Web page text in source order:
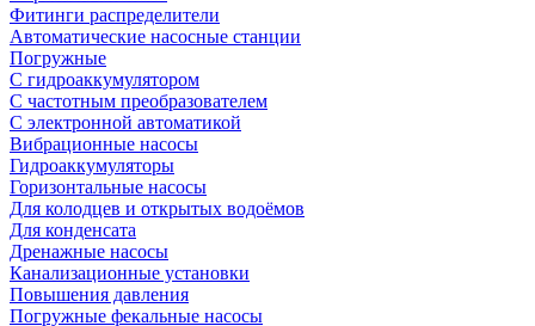
Фитинги распределители
Автоматические насосные станции
Погружные
С гидроаккумулятором
С частотным преобразователем
С электронной автоматикой
Вибрационные насосы
Гидроаккумуляторы
Горизонтальные насосы
Для колодцев и открытых водоёмов
Для конденсата
Дренажные насосы
Канализационные установки
Повышения давления
Погружные фекальные насосы